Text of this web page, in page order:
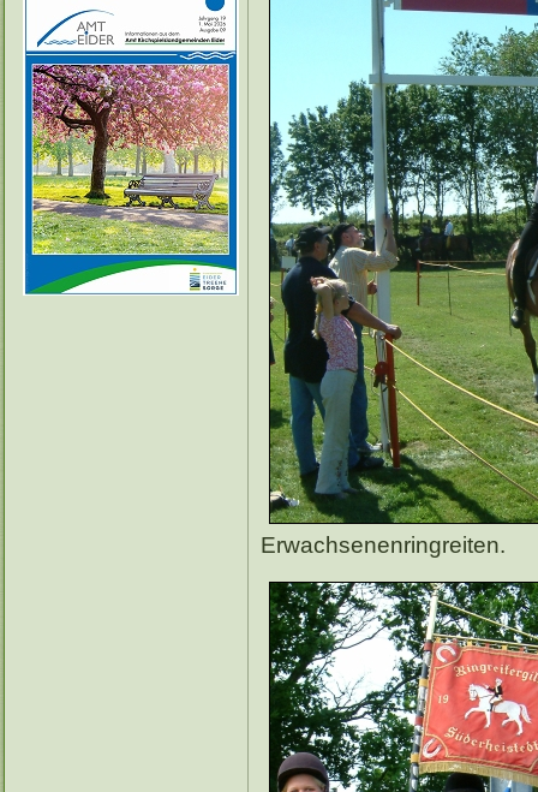
Erwachsenenringreiten.